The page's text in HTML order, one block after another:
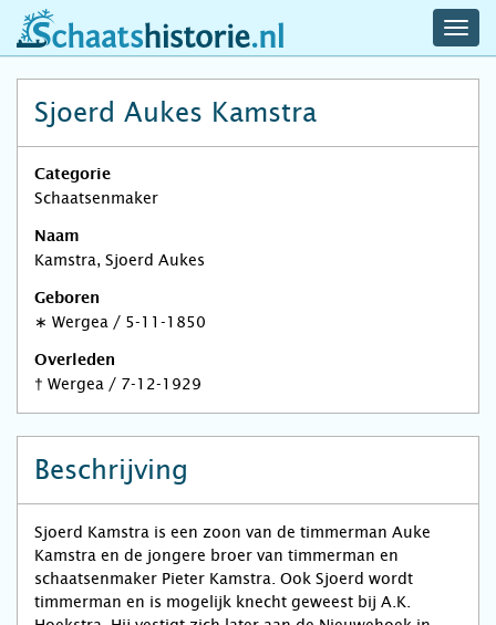
schaatshistorie.nl
Sjoerd Aukes Kamstra
Categorie
Schaatsenmaker
Naam
Kamstra, Sjoerd Aukes
Geboren
∗ Wergea / 5-11-1850
Overleden
† Wergea / 7-12-1929
Beschrijving
Sjoerd Kamstra is een zoon van de timmerman Auke
Kamstra en de jongere broer van timmerman en
schaatsenmaker Pieter Kamstra. Ook Sjoerd wordt
timmerman en is mogelijk knecht geweest bij A.K.